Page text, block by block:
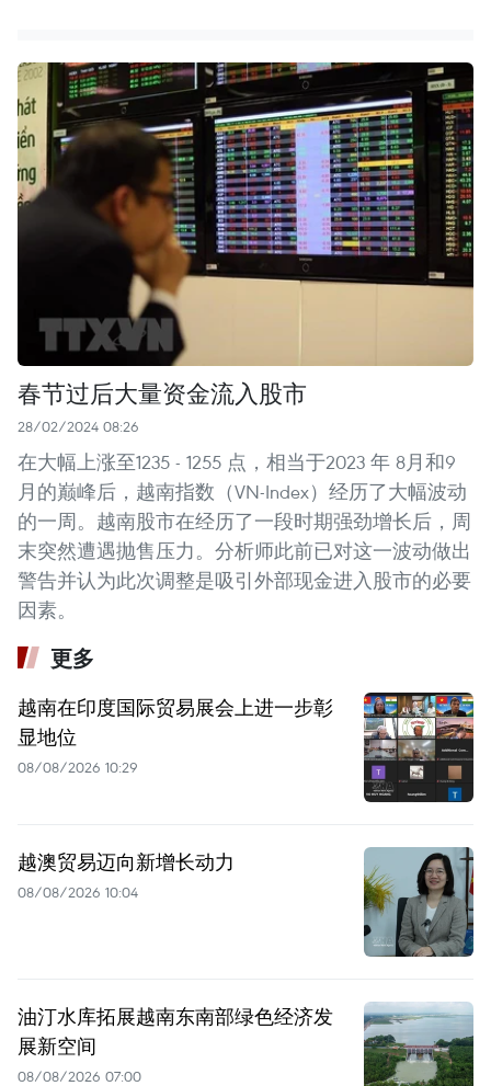
春节过后大量资金流入股市
28/02/2024 08:26
在大幅上涨至1235 - 1255 点，相当于2023 年 8月和9
月的巅峰后，越南指数（VN-Index）经历了大幅波动
的一周。越南股市在经历了一段时期强劲增长后，周
末突然遭遇抛售压力。分析师此前已对这一波动做出
警告并认为此次调整是吸引外部现金进入股市的必要
因素。
更多
越南在印度国际贸易展会上进一步彰
显地位
08/08/2026 10:29
越澳贸易迈向新增长动力
08/08/2026 10:04
油汀水库拓展越南东南部绿色经济发
展新空间
08/08/2026 07:00